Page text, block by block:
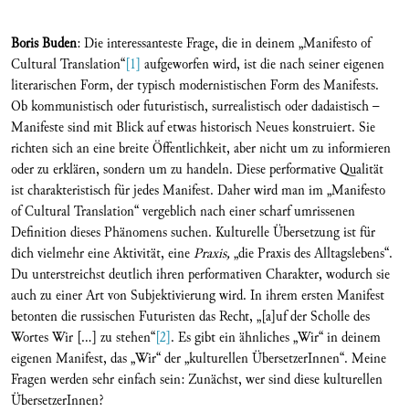
Boris Buden: Die interessanteste Frage, die in deinem „Manifesto of
Cultural Translation“[1] aufgeworfen wird, ist die nach seiner eigenen
literarischen Form, der typisch modernistischen Form des Manifests.
Ob kommunistisch oder futuristisch, surrealistisch oder dadaistisch –
Manifeste sind mit Blick auf etwas historisch Neues konstruiert. Sie
richten sich an eine breite Öffentlichkeit, aber nicht um zu informieren
oder zu erklären, sondern um zu handeln. Diese performative Qualität
ist charakteristisch für jedes Manifest. Daher wird man im „Manifesto
of Cultural Translation“ vergeblich nach einer scharf umrissenen
Definition dieses Phänomens suchen. Kulturelle Übersetzung ist für
dich vielmehr eine Aktivität, einePraxis,„die Praxis des Alltagslebens“.
Du unterstreichst deutlich ihren performativen Charakter, wodurch sie
auch zu einer Art von Subjektivierung wird. In ihrem ersten Manifest
betonten die russischen Futuristen das Recht, „[a]uf der Scholle des
Wortes Wir […] zu stehen“[2]. Es gibt ein ähnliches „Wir“ in deinem
eigenen Manifest, das „Wir“ der „kulturellen ÜbersetzerInnen“. Meine
Fragen werden sehr einfach sein: Zunächst, wer sind diese kulturellen
ÜbersetzerInnen?